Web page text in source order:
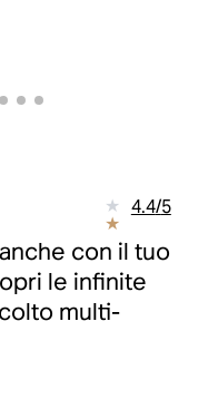
4.4/5
con il tuo
le infinite
multi-